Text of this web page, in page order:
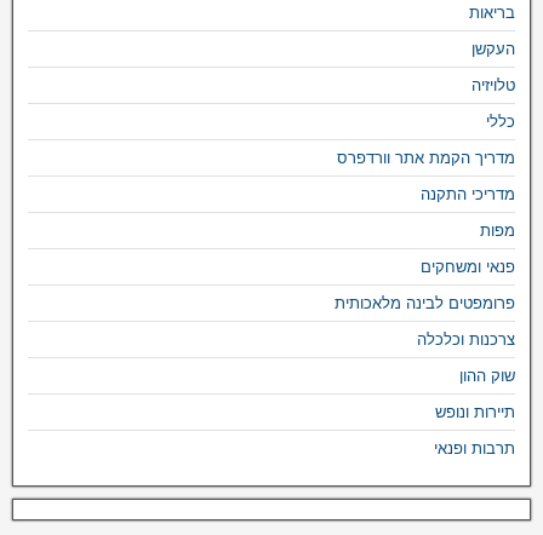
בריאות
העקשן
טלויזיה
כללי
מדריך הקמת אתר וורדפרס
מדריכי התקנה
מפות
פנאי ומשחקים
פרומפטים לבינה מלאכותית
צרכנות וכלכלה
שוק ההון
תיירות ונופש
תרבות ופנאי